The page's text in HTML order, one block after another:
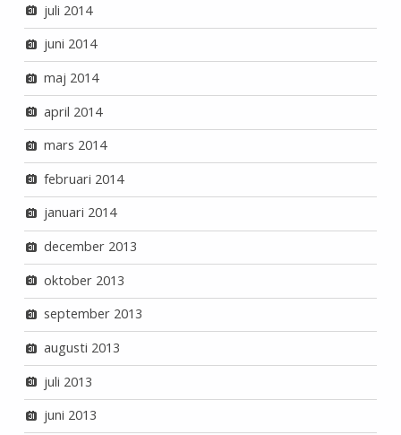
juli 2014
juni 2014
maj 2014
april 2014
mars 2014
februari 2014
januari 2014
december 2013
oktober 2013
september 2013
augusti 2013
juli 2013
juni 2013